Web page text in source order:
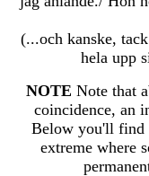
(...och kanske,
hela upp
NOTE Note that
coincidence, an
Below you'll find
extreme where